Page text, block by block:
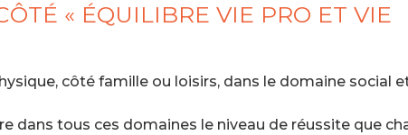
« ÉQUILIBRE VIE PRO ET VIE
côté famille ou loisirs, dans le domaine social
dans tous ces domaines le niveau de réussite que